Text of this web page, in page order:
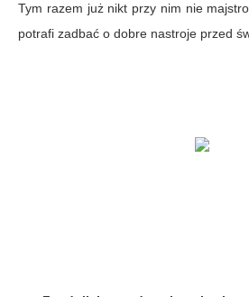
Tym razem już nikt przy nim nie
potrafi zadbać o dobre nastroje przed